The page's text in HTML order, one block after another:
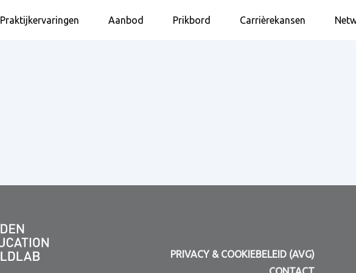
Praktijkervaringen Aanbod Prikbord Carrièrekansen
PRIVACY & COOKIEBELEID (AVG)